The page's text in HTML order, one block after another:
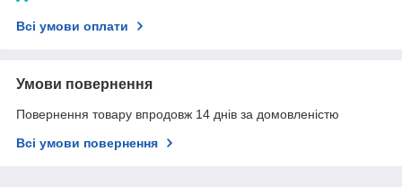
Всі умови оплати
Умови повернення
Повернення товару впродовж 14 днів за домовленістю
Всі умови повернення